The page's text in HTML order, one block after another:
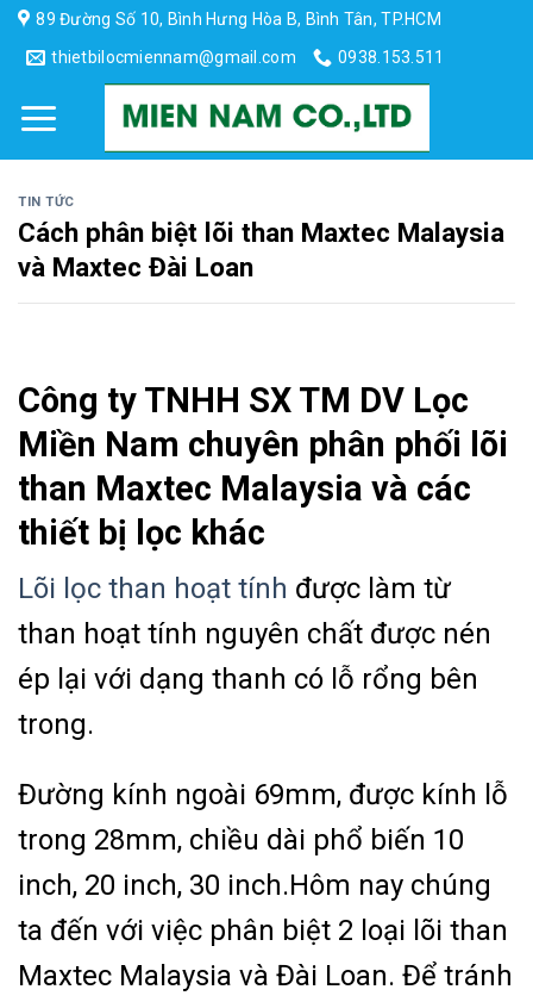
Skip
content
89 Đường Số 10, Bình Hưng Hòa B, Bình Tân, TP.HCM
thietbilocmiennam@gmail.com
0938.153.511
TIN TỨC
Cách phân biệt lõi than Maxtec Malaysia
và Maxtec Đài Loan
Công ty TNHH SX TM DV Lọc
Miền Nam chuyên phân phối lõi
than Maxtec Malaysia và các
thiết bị lọc khác
Lõi lọc than hoạt tính được làm từ
than hoạt tính nguyên chất được nén
ép lại với dạng thanh có lỗ rổng bên
trong.
Đường kính ngoài 69mm, được kính lỗ
trong 28mm, chiều dài phổ biến 10
inch, 20 inch, 30 inch.Hôm nay chúng
ta đến với việc phân biệt 2 loại lõi than
Maxtec Malaysia và Đài Loan. Để tránh